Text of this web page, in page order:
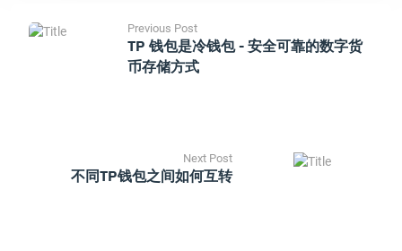
Previous Post
TP 钱包是冷钱包 - 安全可靠的数字货
币存储方式
Next Post
不同TP钱包之间如何互转